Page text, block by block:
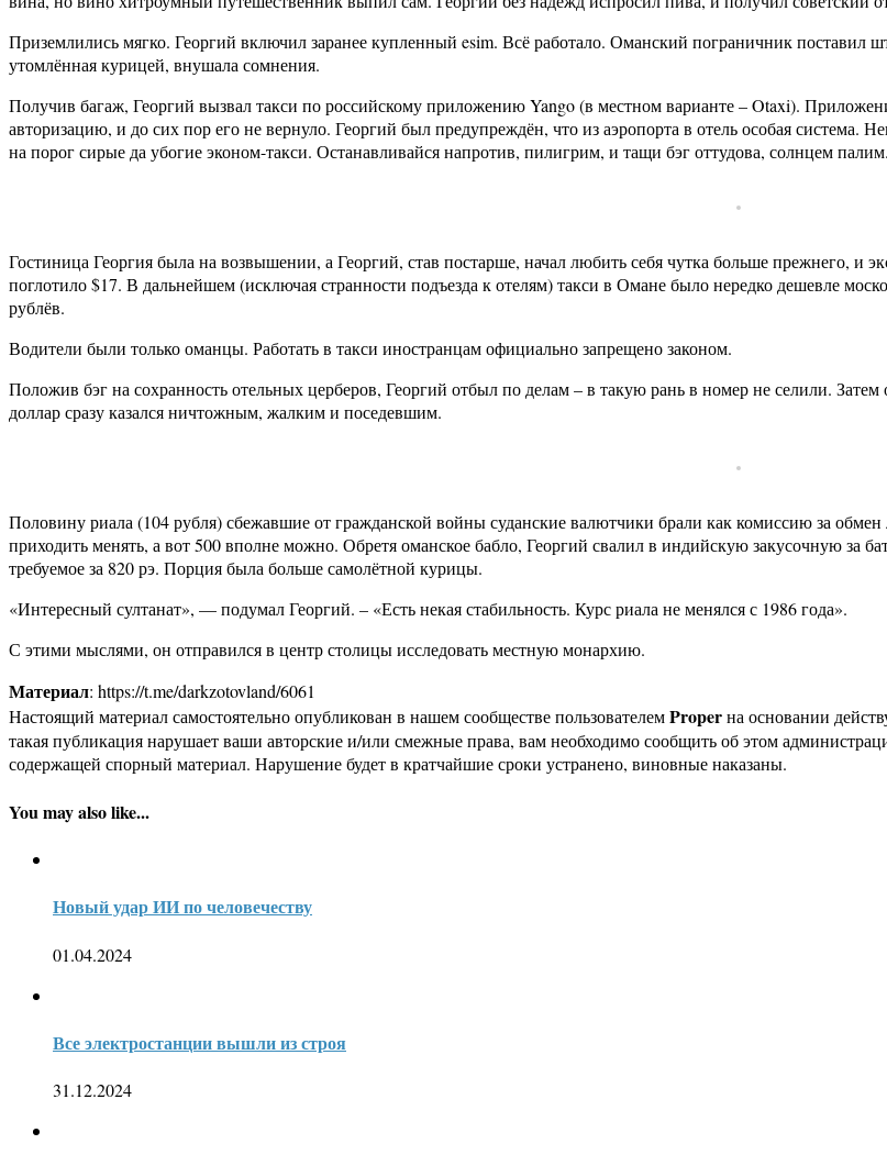
Приземлились мягко. Георгий включил заранее купленный esim. Всё работало. Оманский пограничник поставил
утомлённая курицей, внушала сомнения.
Получив багаж, Георгий вызвал такси по российскому приложению Yango (в местном варианте – Otaxi).
авторизацию, и до сих пор его не вернуло. Георгий был предупреждён, что из аэропорта в отель особая
на порог сирые да убогие эконом-такси. Останавливайся напротив, пилигрим, и тащи бэг оттудова, солнцем палим.
Гостиница Георгия была на возвышении, а Георгий, став постарше, начал любить себя чутка больше прежнего, и
поглотило $17. В дальнейшем (исключая странности подъезда к отелям) такси в Омане было нередко дешевле
рублёв.
Водители были только оманцы. Работать в такси иностранцам официально запрещено законом.
Положив бэг на сохранность отельных церберов, Георгий отбыл по делам – в такую рань в номер не селили.
доллар сразу казался ничтожным, жалким и поседевшим.
Половину риала (104 рубля) сбежавшие от гражданской войны суданские валютчики брали как комиссию за
приходить менять, а вот 500 вполне можно. Обретя оманское бабло, Георгий свалил в индийскую закусочную за
требуемое за 820 рэ. Порция была больше самолётной курицы.
«Интересный султанат», — подумал Георгий. – «Есть некая стабильность. Курс риала не менялся с 1986 года».
С этими мыслями, он отправился в центр столицы исследовать местную монархию.
Материал: https://t.me/darkzotovland/6061
Настоящий материал самостоятельно опубликован в нашем сообществе пользователемProperна основании
такая публикация нарушает ваши авторские и/или смежные права, вам необходимо сообщить об этом
содержащей спорный материал. Нарушение будет в кратчайшие сроки устранено, виновные наказаны.
You may also like...
Новый удар ИИ по человечеству
01.04.2024
Все электростанции вышли из строя
31.12.2024